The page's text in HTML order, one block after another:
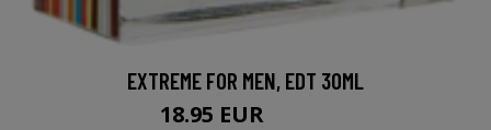
EXTREME FOR MEN, EDT 30ML
18.95 EUR